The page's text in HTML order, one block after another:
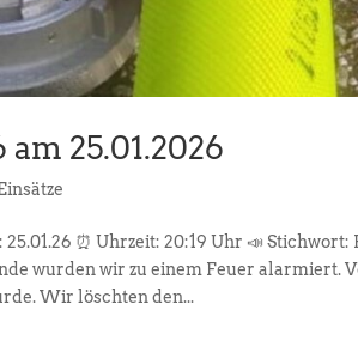
25.01.2026
⏰ Uhrzeit: 20:19 Uhr 📣 Stichwort:
wurden wir zu einem Feuer alarmiert.
Wir löschten den...